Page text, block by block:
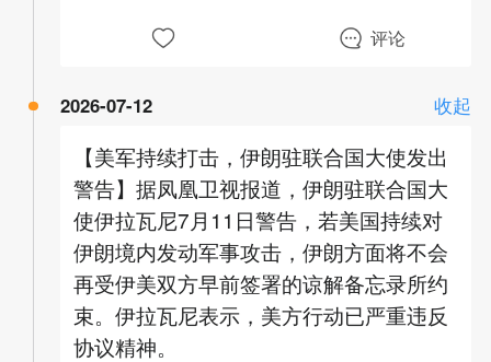
评论
2026-07-12 收起
【美军持续打击，伊朗驻联合国大使发出
警告】据凤凰卫视报道，伊朗驻联合国大
使伊拉瓦尼7月11日警告，若美国持续对
伊朗境内发动军事攻击，伊朗方面将不会
再受伊美双方早前签署的谅解备忘录所约
束。伊拉瓦尼表示，美方行动已严重违反
协议精神。